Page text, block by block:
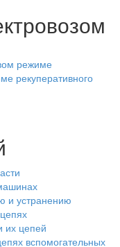
режиме
рекуперативного
и устранению
их цепей
вспомогательных